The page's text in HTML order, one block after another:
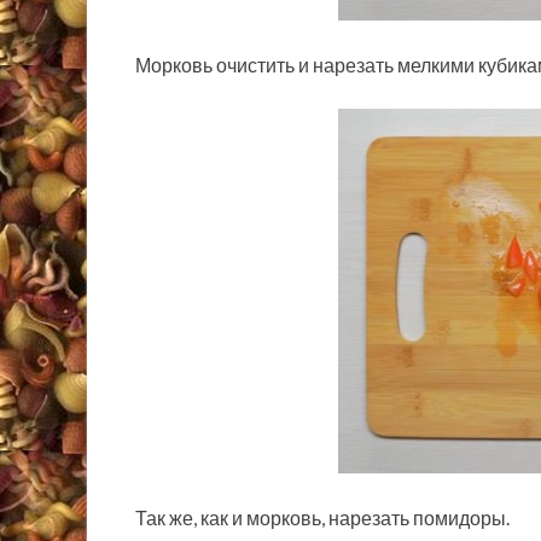
Морковь очистить и нарезать мелкими
Так же, как и морковь, нарезать помидоры.